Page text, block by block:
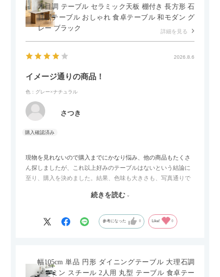
木目調 テーブル セラミック天板 棚付き 長方形 石
目調テーブル おしゃれ 食卓テーブル 和モダン グ
レー ブラック
詳細を見る
2026.8.6
イメージ通りの商品！
色：グレー×ナチュラル
さつき
現物を見れないので購入までにかなり悩み、他の商品もたくさ
ん探しましたが、これ以上好みのテーブルはないという結論に
至り、購入を決めました。結果、色味も大きさも、写真通りで
セラミック天板が思った以上に滑りが良く、汚れも拭きやすい
はいけないかもしれません。天板が冷たいので冬にどうなるの
かなというのも気になります。
続きを読む
参考になった 0 Like! 0
幅105cm 単品 円形 ダイニングテーブル 大理石調
メラミン スチール 2人用 丸型 テーブル 食卓テー